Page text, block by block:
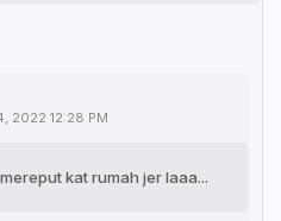
2022 12:28 PM
kat rumah jer laaa...